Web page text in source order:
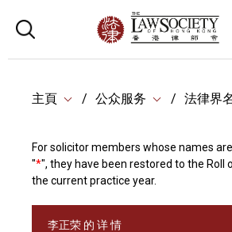
主頁 公众服务 法律界
For solicitor members whose names
"*", they have been restored to the Roll
the current practice year.
李正荣 的 详 情